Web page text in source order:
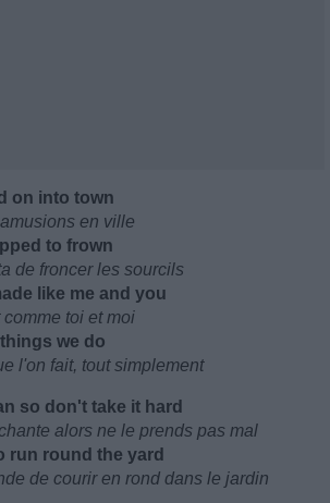
on into town
en ville
to frown
de froncer les sourcils
like me and you
toi et moi
we do
l'on fait, tout simplement
so don't take it hard
alors ne le prends pas mal
run round the yard
de courir en rond dans le jardin